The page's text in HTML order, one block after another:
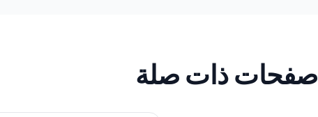
صفحات ذات صلة